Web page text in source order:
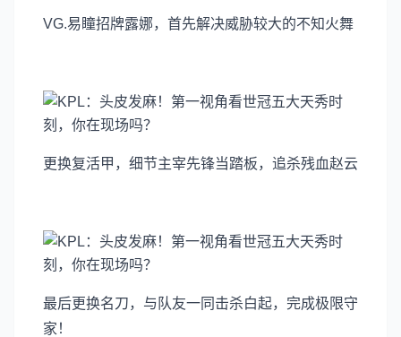
VG.易瞳招牌露娜，首先解决威胁较大的不知火舞
更换复活甲，细节主宰先锋当踏板，追杀残血赵云
最后更换名刀，与队友一同击杀白起，完成极限守
家！